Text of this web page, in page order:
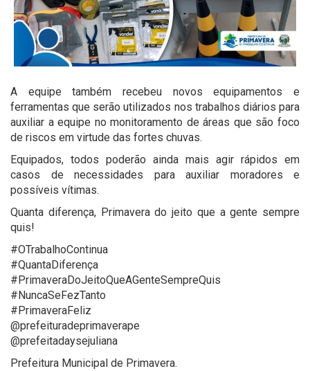
A equipe também recebeu novos equipamentos e
ferramentas que serão utilizados nos trabalhos diários para
auxiliar a equipe no monitoramento de áreas que são foco
de riscos em virtude das fortes chuvas.
Equipados, todos poderão ainda mais agir rápidos em
casos de necessidades para auxiliar moradores e
possíveis vítimas.
Quanta diferença, Primavera do jeito que a gente sempre
quis!
#OTrabalhoContinua
#QuantaDiferença
#PrimaveraDoJeitoQueAGenteSempreQuis
#NuncaSeFezTanto
#PrimaveraFeliz
@prefeituradeprimaverape
@prefeitadaysejuliana
Prefeitura Municipal de Primavera.